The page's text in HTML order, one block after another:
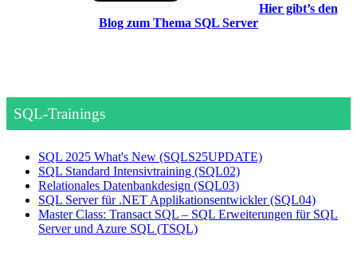
Hier gibt’s den
Blog zum Thema SQL Server
SQL-Trainings
SQL 2025 What's New (SQLS25UPDATE)
SQL Standard Intensivtraining (SQL02)
Relationales Datenbankdesign (SQL03)
SQL Server für .NET Applikationsentwickler(SQL04)
Master Class: Transact SQL – SQL Erweiterungen für SQL
Server und Azure SQL (TSQL)